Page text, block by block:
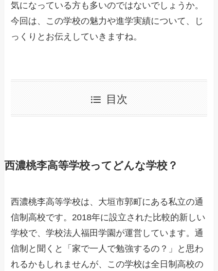
気になっている方も多いのではないでしょうか。
今回は、この学校の魅力や進学実績について、じ
っくりとお伝えしていきますね。
目次
西濃桃李高等学校ってどんな学校？
西濃桃李高等学校は、大垣市郭町にある私立の通
信制高校です。2018年に設立された比較的新しい
学校で、学校法人福田学園が運営しています。通
信制と聞くと「家で一人で勉強するの？」と思わ
れるかもしれませんが、この学校は全日制高校の